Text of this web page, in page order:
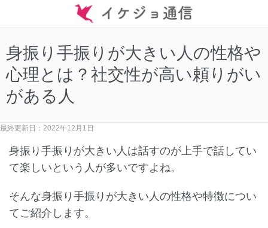
身振り手振りが大きい人の性格や
心理とは？社交性が高い頼りがい
がある人
最終更新日：2022年12月1日
身振り手振りが大きい人は話すのが上手で話してい
て楽しいという人が多いですよね。
そんな身振り手振りが大きい人の性格や特徴につい
てご紹介します。